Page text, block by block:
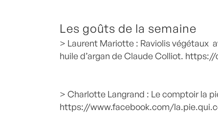
Les goûts de la semaine
> Laurent Mariotte : Raviolis végétaux
huile d’argan de Claude Colliot. https://
> Charlotte Langrand : Le comptoir la
https://www.facebook.com/